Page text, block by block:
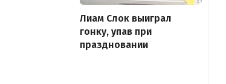
Лиам Слок выиграл
гонку, упав при
праздновании